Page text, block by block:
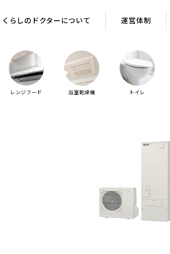
くらしのドクターについて 運営体制
レンジフード 浴室乾燥機 トイレ
くらしのドクターについて 運営体制